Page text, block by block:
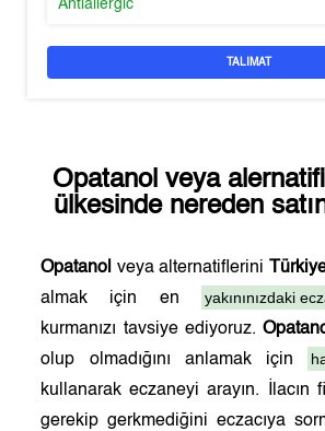
Antiallergic
TALIMAT
Opatanol veya
ülkesinde nereden
Opatanol veya alternatiflerini
almak için en
yakınınızdaki
kurmanızı tavsiye ediyoruz.
olup olmadığını anlamak için
kullanarak eczaneyi arayın. İlacın
gerekip gerkmediğini eczacıya